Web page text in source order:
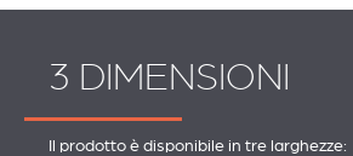
3 DIMENSIONI
Il prodotto è disponibile in tre larghezze: